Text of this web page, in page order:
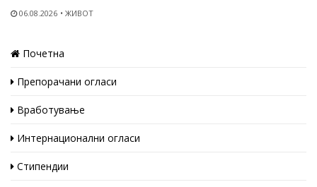
06.08.2026 ЖИВОТ
Почетна
Препорачани огласи
Вработување
Интернационални огласи
Стипендии